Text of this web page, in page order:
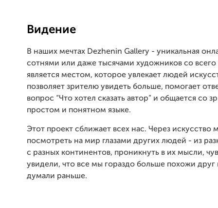
Видение
В наших мечтах Dezhenin Gallery - уникальная
сотнями или даже тысячами художников со
является местом, которое увлекает людей
позволяет зрителю увидеть больше, помогает
вопрос “Что хотел сказать автор” и общается со
простом и понятном языке.
Этот проект сближает всех нас. Через искусство
посмотреть на мир глазами других людей - из
с разных континентов, проникнуть в их мысли,
увидели, что все мы гораздо больше похожи друг
думали раньше.